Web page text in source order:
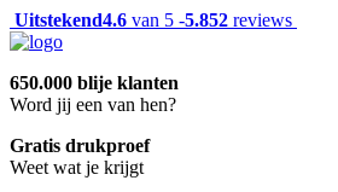
Uitstekend4.6 van 5 -5.852 reviews
650.000 blije klanten
Word jij een van hen?
Gratis drukproef
Weet wat je krijgt